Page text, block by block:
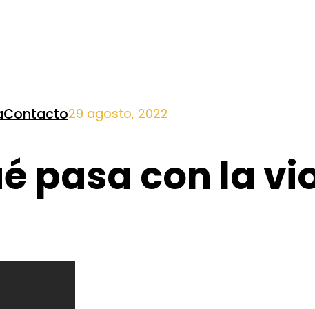
Contacto29 agosto, 2022
pasa con la